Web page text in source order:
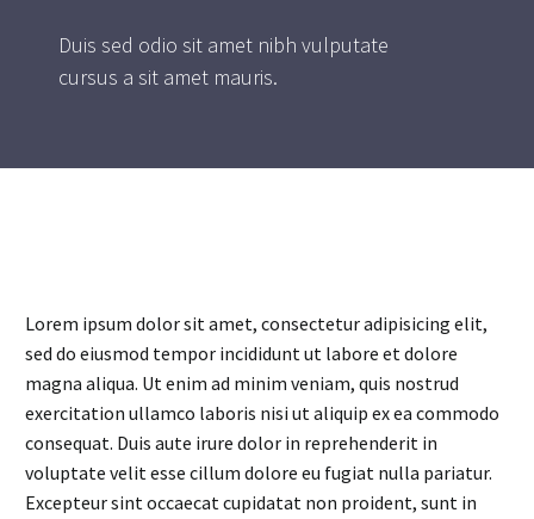
Duis sed odio sit amet nibh vulputate
cursus a sit amet mauris.
Lorem ipsum dolor sit amet, consectetur adipisicing elit,
sed do eiusmod tempor incididunt ut labore et dolore
magna aliqua. Ut enim ad minim veniam, quis nostrud
exercitation ullamco laboris nisi ut aliquip ex ea commodo
consequat. Duis aute irure dolor in reprehenderit in
voluptate velit esse cillum dolore eu fugiat nulla pariatur.
Excepteur sint occaecat cupidatat non proident, sunt in